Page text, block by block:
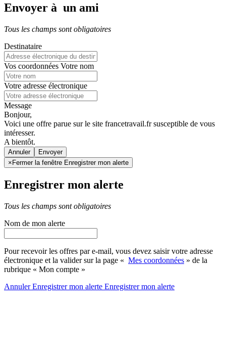
Envoyer à un ami
Tous les champs sont obligatoires
Destinataire
Vos coordonnées Votre nom
Votre adresse électronique
Message
Bonjour,
Voici une offre parue sur le site francetravail.fr susceptible de vous
intéresser.
A bientôt.
Annuler
× Fermer la fenêtre Enregistrer mon alerte
Enregistrer mon alerte
Tous les champs sont obligatoires
Nom de mon alerte
Pour recevoir les offres par e-mail, vous devez saisir votre adresse
électronique et la valider sur la page « Mes coordonnées » de la
rubrique « Mon compte »
AnnulerEnregistrer mon alerte Enregistrermon alerte